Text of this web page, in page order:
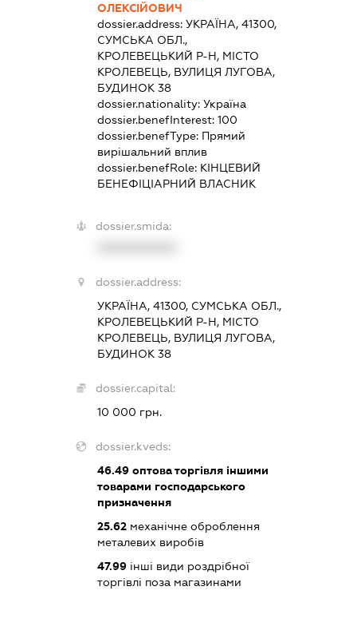
ОЛЕКСІЙОВИЧ
dossier.address:УКРАЇНА, 41300,
СУМСЬКА ОБЛ.,
КРОЛЕВЕЦЬКИЙ Р-Н, МІСТО
КРОЛЕВЕЦЬ, ВУЛИЦЯ ЛУГОВА,
БУДИНОК 38
dossier.nationality:Україна
dossier.benefInterest:100
dossier.benefType: Прямий
вирішальний вплив
dossier.benefRole: КІНЦЕВИЙ
БЕНЕФІЦІАРНИЙ ВЛАСНИК
dossier.smida:
dossier.address:
УКРАЇНА, 41300, СУМСЬКА ОБЛ.,
КРОЛЕВЕЦЬКИЙ Р-Н, МІСТО
КРОЛЕВЕЦЬ, ВУЛИЦЯ ЛУГОВА,
БУДИНОК 38
dossier.capital:
10 000 грн.
dossier.kveds:
46.49 оптова торгівля іншими
товарами господарського
призначення
25.62 механічне оброблення
металевих виробів
47.99 інші види роздрібної
торгівлі поза магазинами